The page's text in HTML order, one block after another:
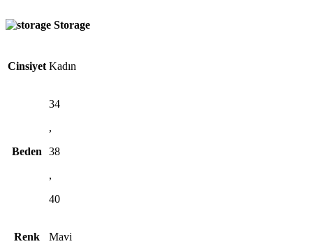
Storage
Cinsiyet Kadın
Beden
34
,
38
,
40
Renk Mavi